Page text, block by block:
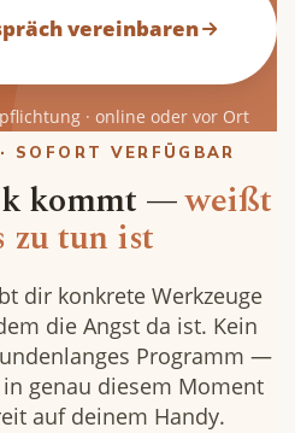
· online oder vor Ort
SOFORT VERFÜGBAR
kommt —weißt
zu tun ist
dir konkrete Werkzeuge
die Angst da ist. Kein
Programm —
genau diesem Moment
auf deinem Handy.